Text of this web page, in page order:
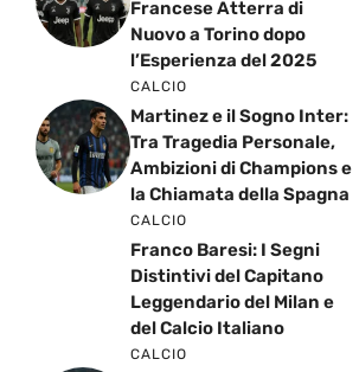
Francese Atterra di
Nuovo a Torino dopo
l’Esperienza del 2025
CALCIO
Martinez e il Sogno Inter:
Tra Tragedia Personale,
Ambizioni di Champions e
la Chiamata della Spagna
CALCIO
Franco Baresi: I Segni
Distintivi del Capitano
Leggendario del Milan e
del Calcio Italiano
CALCIO